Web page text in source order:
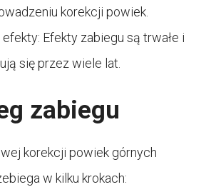
korekcji powiek.
efekty: Efekty zabiegu są trwałe i
się przez wiele lat.
zabiegu
korekcji powiek górnych
w kilku krokach: